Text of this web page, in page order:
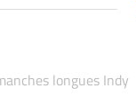
longues Indy